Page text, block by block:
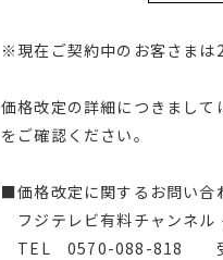
※現在ご契約中のお客さまは
価格改定の詳細につきまして
をご確認ください。
■価格改定に関するお問い合
フジテレビ有料チャンネル
TEL 0570-088-818 受